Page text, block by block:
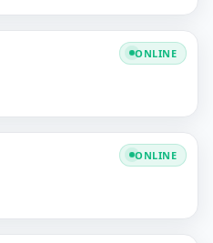
ONLINE
ONLINE